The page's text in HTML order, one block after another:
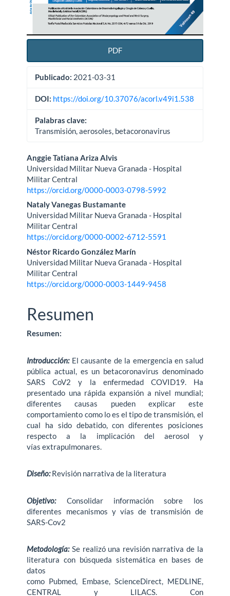
PDF
Publicado: 2021-03-31
DOI: https://doi.org/10.37076/acorl.v49i1.538
Palabras clave:
Transmisión, aerosoles, betacoronavirus
Contenido
principal
del
artículo
Anggie Tatiana Ariza Alvis
Universidad Militar Nueva Granada - Hospital
Militar Central
https://orcid.org/0000-0003-0798-5992
Nataly Vanegas Bustamante
Universidad Militar Nueva Granada - Hospital
Militar Central
https://orcid.org/0000-0002-6712-5591
Néstor Ricardo González Marín
Universidad Militar Nueva Granada - Hospital
Militar Central
https://orcid.org/0000-0003-1449-9458
Resumen
Resumen:
Introducción: El causante de la emergencia en salud
pública actual, es un betacoronavirus denominado
SARS CoV2 y la enfermedad COVID19. Ha
presentado una rápida expansión a nivel mundial;
diferentes causas pueden explicar este
comportamiento como lo es el tipo de transmisión, el
cual ha sido debatido, con diferentes posiciones
respecto a la implicación del aerosol y
vías extrapulmonares.
Diseño:Revisión narrativa de la literatura
Objetivo:Consolidar información sobre los
diferentes mecanismos y vías de transmisión de
SARS-Cov2
Metodología:Se realizó una revisión narrativa de la
literatura con búsqueda sistemática en bases de
datos
como Pubmed, Embase, ScienceDirect, MEDLINE,
CENTRAL y LILACS. Con